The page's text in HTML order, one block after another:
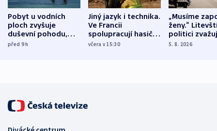
Pobyt u vodních
ploch zvyšuje
duševní pohodu,
ukázala
před 9h
Jiný jazyk i technika.
Ve Francii
spolupracují hasiči z
různých zemí
včera v 15:30
„Musíme
ženy.“
politici
dohodu o
5. 8. 2026